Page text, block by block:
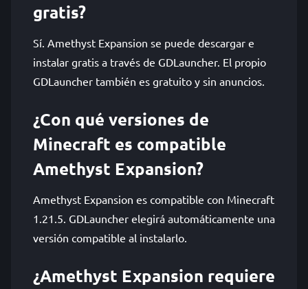
gratis?
Sí. Amethyst Expansion se puede descargar e
instalar gratis a través de GDLauncher. El propio
GDLauncher también es gratuito y sin anuncios.
¿Con qué versiones de
Minecraft es compatible
Amethyst Expansion?
Amethyst Expansion es compatible con Minecraft
1.21.5. GDLauncher elegirá automáticamente una
versión compatible al instalarlo.
¿Amethyst Expansion requiere